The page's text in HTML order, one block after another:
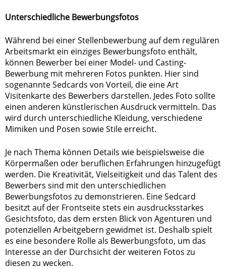
Unterschiedliche Bewerbungsfotos
Während bei einer Stellenbewerbung auf dem regulären
Arbeitsmarkt ein einziges Bewerbungsfoto enthält,
können Bewerber bei einer Model- und Casting-
Bewerbung mit mehreren Fotos punkten. Hier sind
sogenannte Sedcards von Vorteil, die eine Art
Visitenkarte des Bewerbers darstellen. Jedes Foto sollte
einen anderen künstlerischen Ausdruck vermitteln. Das
wird durch unterschiedliche Kleidung, verschiedene
Mimiken und Posen sowie Stile erreicht.
Je nach Thema können Details wie beispielsweise die
Körpermaßen oder beruflichen Erfahrungen hinzugefügt
werden. Die Kreativität, Vielseitigkeit und das Talent des
Bewerbers sind mit den unterschiedlichen
Bewerbungsfotos zu demonstrieren. Eine Sedcard
besitzt auf der Frontseite stets ein ausdrucksstarkes
Gesichtsfoto, das dem ersten Blick von Agenturen und
potenziellen Arbeitgebern gewidmet ist. Deshalb spielt
es eine besondere Rolle als Bewerbungsfoto, um das
Interesse an der Durchsicht der weiteren Fotos zu
diesen zu wecken.